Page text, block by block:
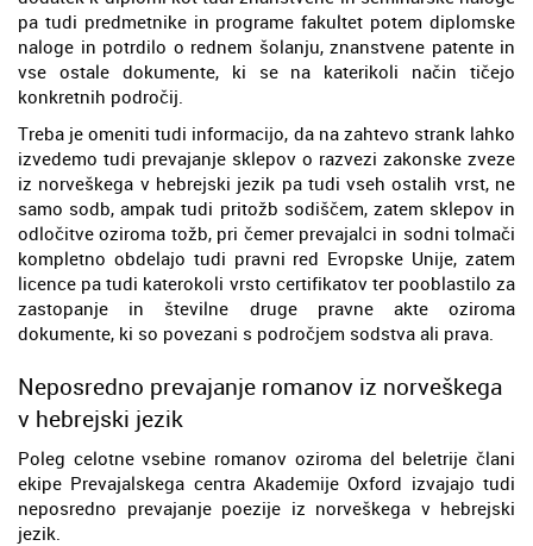
pa tudi predmetnike in programe fakultet potem diplomske
naloge in potrdilo o rednem šolanju, znanstvene patente in
vse ostale dokumente, ki se na katerikoli način tičejo
konkretnih področij.
Treba je omeniti tudi informacijo, da na zahtevo strank lahko
izvedemo tudi prevajanje sklepov o razvezi zakonske zveze
iz norveškega v hebrejski jezik pa tudi vseh ostalih vrst, ne
samo sodb, ampak tudi pritožb sodiščem, zatem sklepov in
odločitve oziroma tožb, pri čemer prevajalci in sodni tolmači
kompletno obdelajo tudi pravni red Evropske Unije, zatem
licence pa tudi katerokoli vrsto certifikatov ter pooblastilo za
zastopanje in številne druge pravne akte oziroma
dokumente, ki so povezani s področjem sodstva ali prava.
Neposredno prevajanje romanov iz norveškega
v hebrejski jezik
Poleg celotne vsebine romanov oziroma del beletrije člani
ekipe Prevajalskega centra Akademije Oxford izvajajo tudi
neposredno prevajanje poezije iz norveškega v hebrejski
jezik.